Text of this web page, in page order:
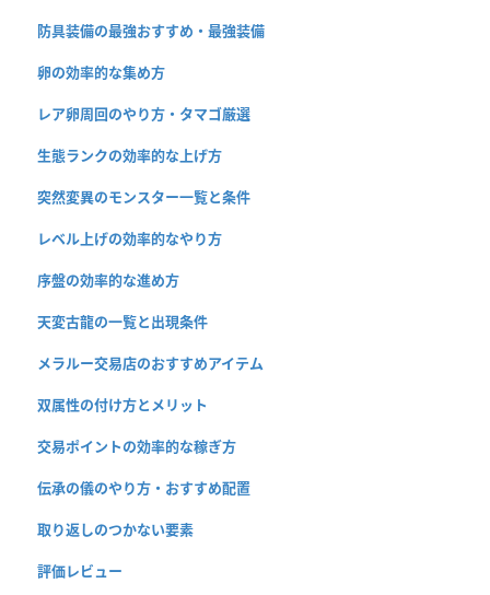
防具装備の最強おすすめ・最強装備
卵の効率的な集め方
レア卵周回のやり方・タマゴ厳選
生態ランクの効率的な上げ方
突然変異のモンスター一覧と条件
レベル上げの効率的なやり方
序盤の効率的な進め方
天変古龍の一覧と出現条件
メラルー交易店のおすすめアイテム
双属性の付け方とメリット
交易ポイントの効率的な稼ぎ方
伝承の儀のやり方・おすすめ配置
取り返しのつかない要素
評価レビュー